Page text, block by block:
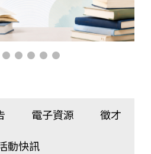
電子資源 徵才
動快訊